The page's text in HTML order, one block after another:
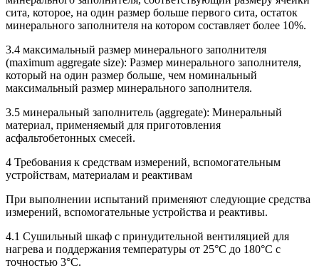
сита, которое, на один размер больше первого сита, остаток
минерального заполнителя на котором составляет более 10%.
3.4 максимальный размер минерального заполнителя
(maximum aggregate size): Размер минерального заполнителя,
который на один размер больше, чем номинальный
максимальный размер минерального заполнителя.
3.5 минеральный заполнитель (aggregate): Минеральный
материал, применяемый для приготовления
асфальтобетонных смесей.
4 Требования к средствам измерений, вспомогательным
устройствам, материалам и реактивам
При выполнении испытаний применяют следующие средства
измерений, вспомогательные устройства и реактивы.
4.1 Сушильный шкаф с принудительной вентиляцией для
нагрева и поддержания температуры от 25°С до 180°С с
точностью 3°С.